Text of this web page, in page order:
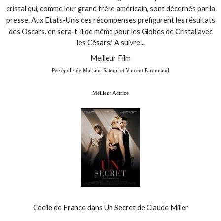
cristal qui, comme leur grand frère américain, sont décernés par la
presse. Aux Etats-Unis ces récompenses préfigurent les résultats
des Oscars. en sera-t-il de même pour les Globes de Cristal avec
les Césars? A suivre...
Meilleur Film
Persépolis de Marjane Satrapi et Vincent Paronnaud
Meilleur Actrice
Cécile de France dans Un Secretde Claude Miller